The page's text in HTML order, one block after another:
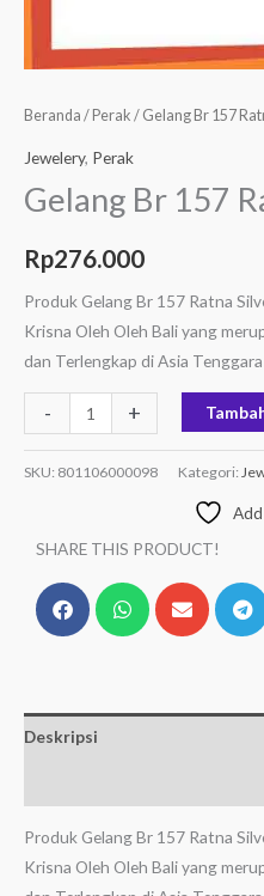
Beranda / Perak / Gelang Br 157
Jewelery, Perak
Gelang Br 157
Rp276.000
Produk Gelang Br 157 Ratna
Krisna Oleh Oleh Bali yang
dan Terlengkap di Asia Tenggara
- +
SKU: 801106000098 Kategori:
SHARE THIS PRODUCT!
Deskripsi
Produk Gelang Br 157 Ratna
Krisna Oleh Oleh Bali yang